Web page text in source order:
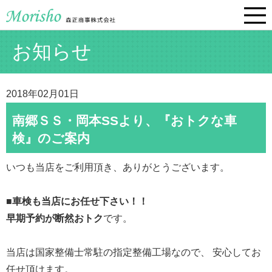
お知らせ
2018年02月01日
南郷ＳＳ・岡本SSより、『おトクな車
検』のご案内
いつも当店をご利用頂き、ありがとうございます。
■車検も当店にお任せ下さい！！
早期予約が断然おトクです。
当店は国家整備士常駐の指定整備工場なので、 安心してお
任せ頂けます。